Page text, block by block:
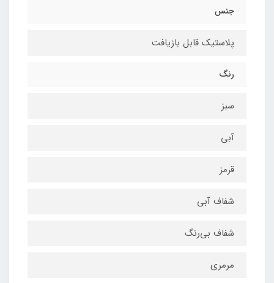
جنس
پلاستیک قابل بازیافت
رنگ
سبز
آبی
قرمز
شفاف آبی
شفاف بی‌رنگ
مرمری